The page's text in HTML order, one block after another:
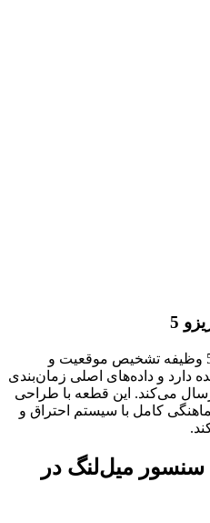
5
سنسور موقعيت ميل لنگ آریزو 5 وظیفه تشخیص موقعیت و
و داده‌های اصلی زمان‌بندی
می‌کند. این قطعه با طراحی
کامل با سیستم احتراق و
میل‌لنگ در